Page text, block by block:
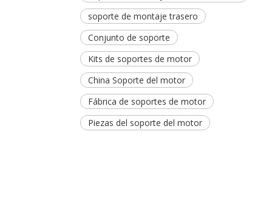
soporte de montaje trasero
Conjunto de soporte
Kits de soportes de motor
China Soporte del motor
Fábrica de soportes de motor
Piezas del soporte del motor